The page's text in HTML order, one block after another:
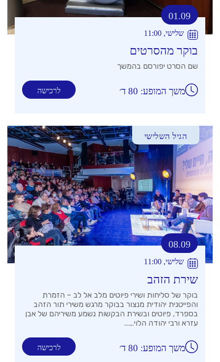
01.09
שלישי, 11:00
בוקר מהסרטים
שם הסרט יפורסם בהמשך
לרכישה משך המופע: 80 ד׳
הגיל השלישי
08.09
שלישי, 11:00
שירת הזהב
בוקר של סליחות ושירי פיוטים מלב אל לב – הזמרת
והפייטנית יהודית מנצור בבוקר מרגש משירי תור הזהב
בספרד, פיוטים ובשירת הבקשות נשמע משיריהם של אבן
עזרא ורבי יהודה הלוי.,...
לרכישה משך המופע: 80 ד׳